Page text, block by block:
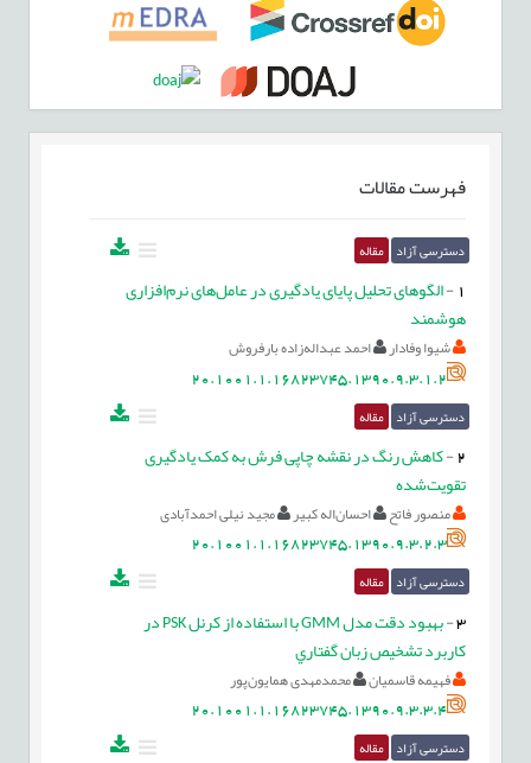
فهرست مقالات
دسترسی آزاد مقاله
-الگوهای تحلیل پایای یادگیری در عامل‌های نرم‌افزاری
هوشمند
شیوا وفادار احمد عبداله‌زاده بارفروش
20.1001.1.16823745.1390.9.3.1.2
دسترسی آزاد مقاله
2
-کاهش رنگ در نقشه چاپی فرش به کمک یادگیری
تقویت‌شده
منصور فاتح احسان‌اله کبیر مجید نیلی احمدآبادی
20.1001.1.16823745.1390.9.3.2.3
دسترسی آزاد مقاله
3
-
بهبود دقت مدل GMM با استفاده از کرنل PSK در
کاربرد تشخيص زبان گفتاري
فهیمه قاسمیان محمدمهدی همایون‌پور
20.1001.1.16823745.1390.9.3.3.4
دسترسی آزاد مقاله